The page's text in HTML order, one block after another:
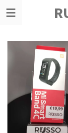
Ga
hoofdinhoud